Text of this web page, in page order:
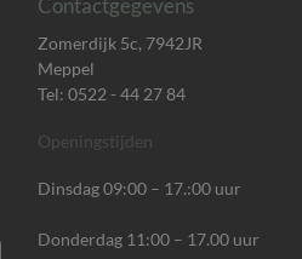
Contactgegevens
Zomerdijk 5c, 7942JR
Meppel
Tel: 0522 - 44 27 84
Openingstijden
Dinsdag 09:00 – 17.:00 uur
Donderdag 11:00 – 17.00 uur